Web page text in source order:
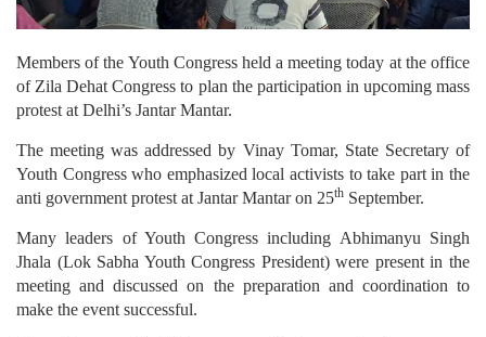
Members of the Youth Congress held a meeting today at the office
of Zila Dehat Congress to plan the participation in upcoming mass
protest at Delhi’s Jantar Mantar.
The meeting was addressed by Vinay Tomar, State Secretary of
Youth Congress who emphasized local activists to take part in the
anti government protest at Jantar Mantar on 25th September.
Many leaders of Youth Congress including Abhimanyu Singh
Jhala (Lok Sabha Youth Congress President) were present in the
meeting and discussed on the preparation and coordination to
make the event successful.